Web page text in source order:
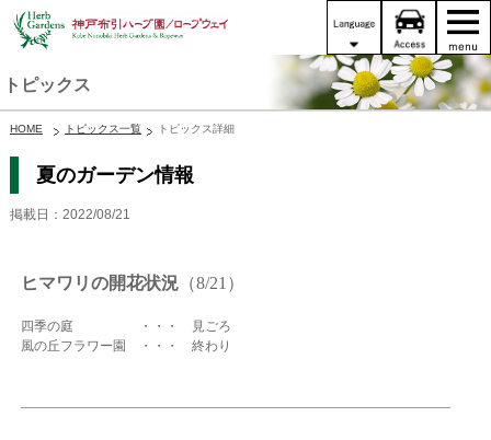
トピックス
HOME トピックス一覧 トピックス詳細
夏のガーデン情報
掲載日：2022/08/21
ヒマワリの開花状況（8/21）
四季の庭 ・・・ 見ごろ
風の丘フラワー園 ・・・ 終わり